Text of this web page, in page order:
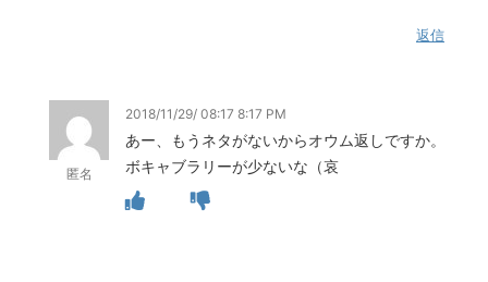
返信
匿名
2018/11/29/ 08:17 8:17 PM
あー、もうネタがないからオウム返しですか。
ボキャブラリーが少ないな（哀